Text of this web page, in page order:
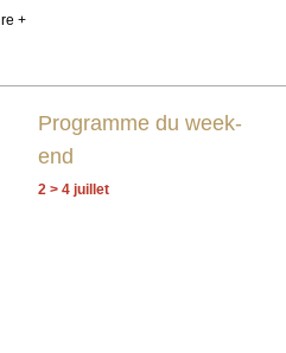
+
Programme du week-
end
2 > 4 juillet